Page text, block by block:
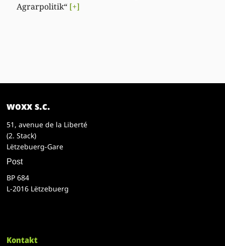
Agrarpolitik“ [+]
woxx s.c.
51, avenue de la Liberté
(2. Stack)
Lëtzebuerg-Gare
Post
BP 684
L-2016 Lëtzebuerg
Kontakt